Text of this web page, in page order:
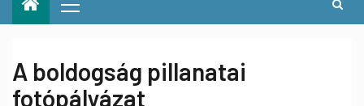
A boldogság pillanatai
fotópályázat